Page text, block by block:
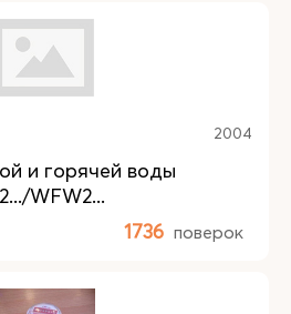
2004
и горячей воды
WFW2...
1736 поверок